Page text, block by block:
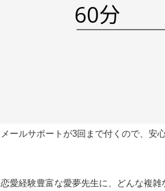
メールサポートが3回まで付くので、安
恋愛経験豊富な愛夢先生に、どんな複雑